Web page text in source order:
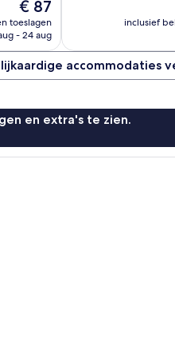
De
prijs
is
€ 87
toeslagen
- 24 aug
inclusief
accommodaties
en extra's te zien.